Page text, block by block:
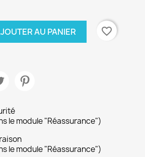
AU PANIER
favorite_border
le module "Réassurance")
le module "Réassurance")